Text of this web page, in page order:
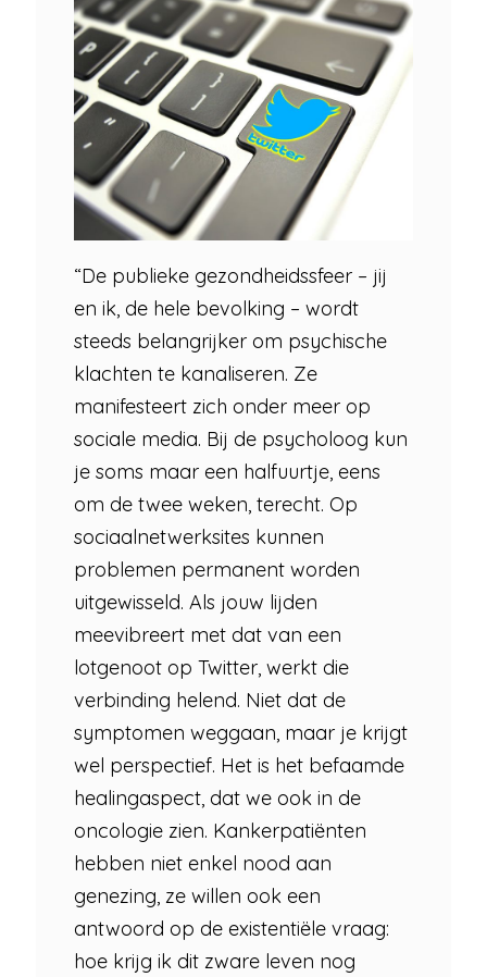
“De publieke gezondheidssfeer – jij
en ik, de hele bevolking – wordt
steeds belangrijker om psychische
klachten te kanaliseren. Ze
manifesteert zich onder meer op
sociale media. Bij de psycholoog kun
je soms maar een halfuurtje, eens
om de twee weken, terecht. Op
sociaalnetwerksites kunnen
problemen permanent worden
uitgewisseld. Als jouw lijden
meevibreert met dat van een
lotgenoot op Twitter, werkt die
verbinding helend. Niet dat de
symptomen weggaan, maar je krijgt
wel perspectief. Het is het befaamde
healingaspect, dat we ook in de
oncologie zien. Kankerpatiënten
hebben niet enkel nood aan
genezing, ze willen ook een
antwoord op de existentiële vraag:
hoe krijg ik dit zware leven nog